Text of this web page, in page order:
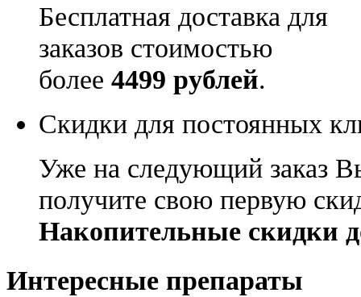
Бесплатная доставка для
заказов стоимостью
более 4499 рублей.
Скидки для постоянных
Уже на следующий заказ
получите свою первую
Накопительные скидки
Интересные препараты